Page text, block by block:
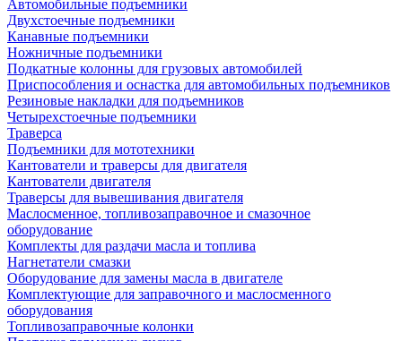
Автомобильные подъемники
Двухстоечные подъемники
Канавные подъемники
Ножничные подъемники
Подкатные колонны для грузовых автомобилей
Приспособления и оснастка для автомобильных подъемников
Резиновые накладки для подъемников
Четырехстоечные подъемники
Траверса
Подъемники для мототехники
Кантователи и траверсы для двигателя
Кантователи двигателя
Траверсы для вывешивания двигателя
Маслосменное, топливозаправочное и смазочное
оборудование
Комплекты для раздачи масла и топлива
Нагнетатели смазки
Оборудование для замены масла в двигателе
Комплектующие для заправочного и маслосменного
оборудования
Топливозаправочные колонки